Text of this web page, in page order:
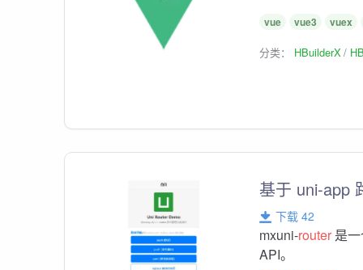
vue vue3 vuex
分类： HBuilderX
基于 uni-app
下载 42
mxuni-router 是
API。